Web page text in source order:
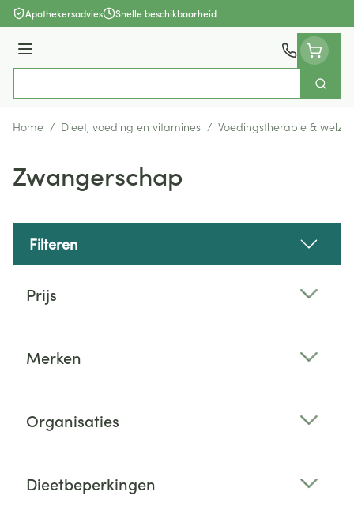
Ga naar de inhoud
Apothekersadvies Snelle beschikbaarheid
Menu
Zoek
Home / Dieet, voeding en vitamines / Voedingstherapie & welzijn
Zwangerschap
Filteren
Prijs
Merken
Organisaties
Dieetbeperkingen